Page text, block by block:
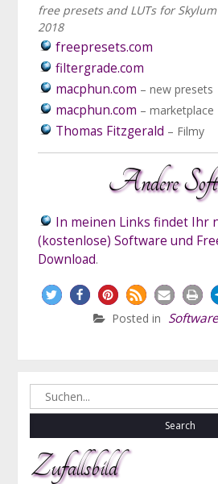
free presets and LUTs for
2018
freepresets.com
filtergrade.com
macphun.com – new presets
macphun.com – marketplace
Thomas Fitzgerald – Filmy
Andere
In meinen Links findet Ihr
(kostenlose) Software und
Download.
Posted in
Search
for:
Zufallsbild